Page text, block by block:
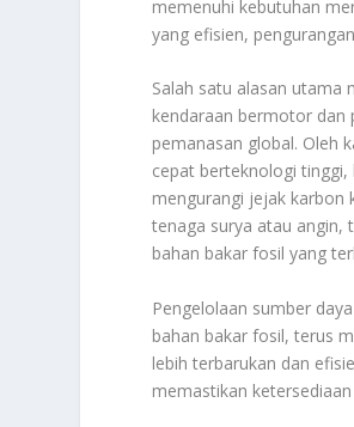
memenuhi kebutuhan
yang efisien,
Salah satu alasan utama
kendaraan bermotor dan
pemanasan global. Oleh
cepat berteknologi
mengurangi jejak karbon
tenaga surya atau angin,
bahan bakar fosil yang
Pengelolaan sumber
bahan bakar fosil, terus
lebih terbarukan dan
memastikan